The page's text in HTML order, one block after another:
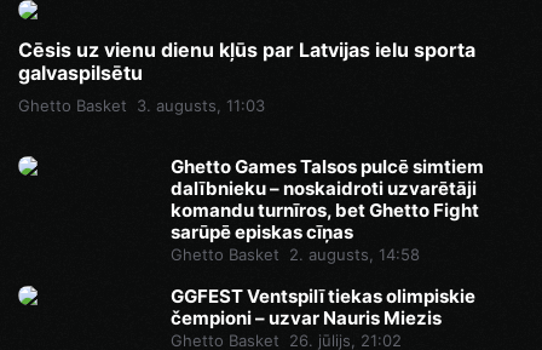
Cēsis uz vienu dienu kļūs par Latvijas ielu sporta
galvaspilsētu
Ghetto Basket 3. augusts, 11:03
Ghetto Games Talsos pulcē simtiem
dalībnieku – noskaidroti uzvarētāji
komandu turnīros, bet Ghetto Fight
sarūpē episkas cīņas
Ghetto Basket 2. augusts, 14:58
GGFEST Ventspilī tiekas olimpiskie
čempioni – uzvar Nauris Miezis
Ghetto Basket 26. jūlijs, 21:02